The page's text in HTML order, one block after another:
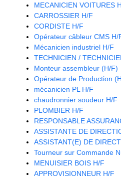
MECANICIEN VOITURES
CARROSSIER H/F
CORDISTE H/F
Opérateur câbleur CMS H/
Mécanicien industriel H/F
TECHNICIEN /
Monteur assembleur (H/F)
Opérateur de Production
mécanicien PL H/F
chaudronnier soudeur H/F
PLOMBIER H/F
RESPONSABLE
ASSISTANTE DE
ASSISTANT(E) DE
Tourneur sur Commande
MENUISIER BOIS H/F
APPROVISIONNEUR H/F